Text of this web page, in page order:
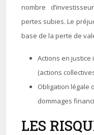
nombre
pertes subies. Le
base de la perte de
Actions en
(actions
Obligation légale
dommages
LES